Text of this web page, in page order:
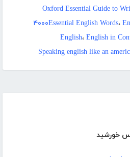
خورشید
Oxford Essential Guide to
۴۰۰۰Essential English Words،
English، English in
Speaking english like an